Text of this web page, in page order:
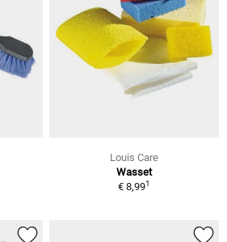
Louis Care
Wasset
€ 8,991